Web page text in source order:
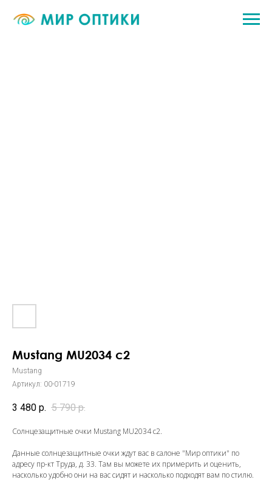
Mustang MU2034 c2
Mustang
Артикул: 00-01719
3 480 р. 5 790 р.
Солнцезащитные очки Mustang MU2034 c2.
Данные солнцезащитные очки ждут вас в салоне "Мир оптики" по
адресу пр-кт Труда, д. 33. Там вы можете их примерить и оценить,
насколько удобно они на вас сидят и насколько подходят вам по стилю.